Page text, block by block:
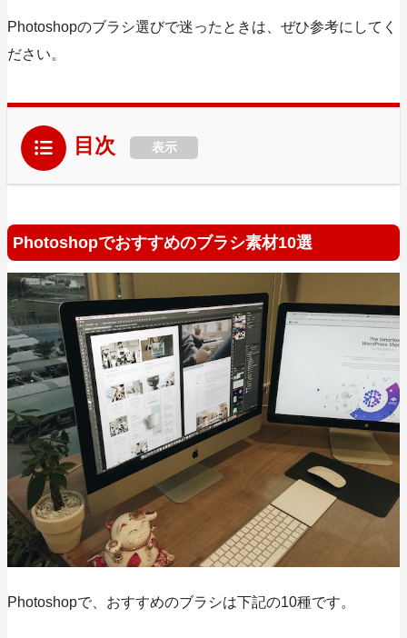
Photoshopのブラシ選びで迷ったときは、ぜひ参考にしてく
ださい。
目次 表示
Photoshopでおすすめのブラシ素材10選
Photoshopで、おすすめのブラシは下記の10種です。